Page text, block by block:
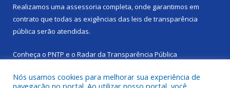
Realizamos uma assessoria completa, onde garantimos em
contrato que todas as exigências das leis de transparência
pública serão atendidas.
Conheça o PNTP e o Radar da Transparência Pública
Nós usamos cookies para melhorar sua experiência de
navegação no portal. Ao utilizar nosso portal, você